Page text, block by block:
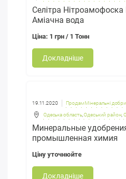
Селітра
Аміачна вода
Ціна: 1 грн / 1 Тонн
Докладніше
19.11.2020 Продам Мінеральні
Одеська область,Одеський район ,
Минеральные
промышленная химия
Ціну уточнюйте
Докладніше